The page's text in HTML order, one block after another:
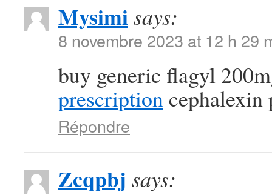
Mysimisays:
8 novembre 2023 at 12 h 29
buy generic flagyl
prescription cephalexin
Répondre
Zcqpbj says: